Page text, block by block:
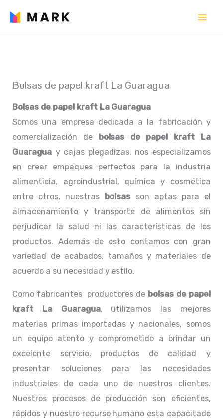
Bolsas de papel kraft La Guaragua
Bolsas de papel kraft La Guaragua
Somos una empresa dedicada a la fabricación y
comercialización de bolsas de papel kraft La
Guaragua y cajas plegadizas, nos especializamos
en crear empaques perfectos para la industria
alimenticia, agroindustrial, química y cosmética
entre otros, nuestras bolsas son aptas para el
almacenamiento y transporte de alimentos sin
perjudicar la salud ni las características de los
productos. Además de esto contamos con gran
variedad de acabados, tamaños y materiales de
acuerdo a su necesidad y estilo.
Como fabricantes productores de bolsas de papel
kraft La Guaragua, utilizamos las mejores
materias primas importadas y nacionales, somos
un equipo atento y comprometido a brindar un
excelente servicio, productos de calidad y
presentar soluciones para las necesidades
industriales de cada uno de nuestros clientes.
Nuestros procesos de producción son eficientes,
rápidos y nuestro recurso humano esta capacitado